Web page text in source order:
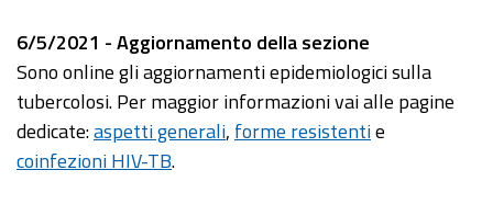
6/5/2021 - Aggiornamento della sezione
Sono online gli aggiornamenti epidemiologici sulla
tubercolosi. Per maggior informazioni vai alle pagine
dedicate:aspetti generali, forme resistentie
coinfezioni HIV-TB.